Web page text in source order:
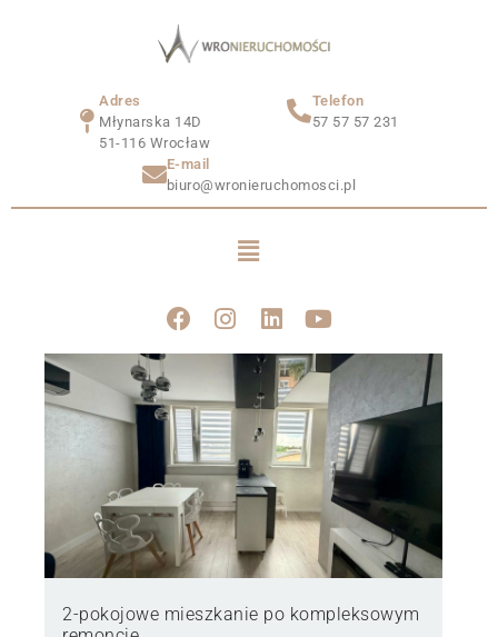
Adres
Młynarska 14D
51-116 Wrocław
Telefon
57 57 57 231
E-mail
biuro@wronieruchomosci.pl
2-pokojowe mieszkanie po kompleksowym